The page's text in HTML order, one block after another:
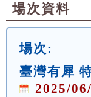
場次資料
場次:
臺灣有犀
2025/